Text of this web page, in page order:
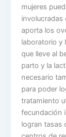
mujeres
involucradas
aporta los
laboratorio y
que lleve al
parto y la
necesario
para poder
tratamiento
fecundación
logran tasas